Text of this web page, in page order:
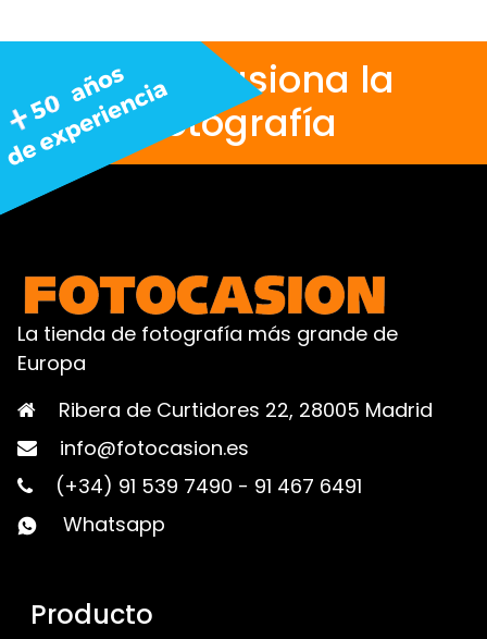
Nos apasiona la
fotografía
La tienda de fotografía más grande de
Europa
Ribera de Curtidores 22, 28005 Madrid
info@fotocasion.es
(+34) 91 539 7490 - 91 467 6491
Whatsapp
Producto